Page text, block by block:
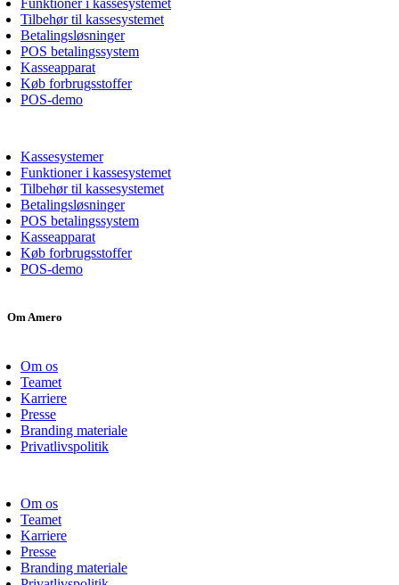
Funktioner i kassesystemet
Tilbehør til kassesystemet
Betalingsløsninger
POS betalingssystem
Kasseapparat
Køb forbrugsstoffer
POS-demo
Kassesystemer
Funktioner i kassesystemet
Tilbehør til kassesystemet
Betalingsløsninger
POS betalingssystem
Kasseapparat
Køb forbrugsstoffer
POS-demo
Om Amero
Om os
Teamet
Karriere
Presse
Branding materiale
Privatlivspolitik
Om os
Teamet
Karriere
Presse
Branding materiale